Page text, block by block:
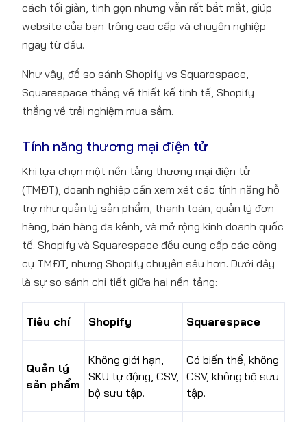
cách tối giản, tinh gọn nhưng vẫn rất bắt mắt, giúp
website của bạn trông cao cấp và chuyên nghiệp
ngay từ đầu.
Như vậy, để so sánh Shopify vs Squarespace,
Squarespace thắng về thiết kế tinh tế, Shopify
thắng về trải nghiệm mua sắm.
Tính năng thương mại điện tử
Khi lựa chọn một nền tảng thương mại điện tử
(TMĐT), doanh nghiệp cần xem xét các tính năng hỗ
trợ như quản lý sản phẩm, thanh toán, quản lý đơn
hàng, bán hàng đa kênh, và mở rộng kinh doanh quốc
tế. Shopify và Squarespace đều cung cấp các công
cụ TMĐT, nhưng Shopify chuyên sâu hơn. Dưới đây
là sự so sánh chi tiết giữa hai nền tảng:
Tiêu chí Shopify Squarespace
Quản lý
sản phẩm
Không giới hạn,
SKU tự động, CSV,
bộ sưu tập.
Có biến thể, không
CSV, không bộ sưu
tập.